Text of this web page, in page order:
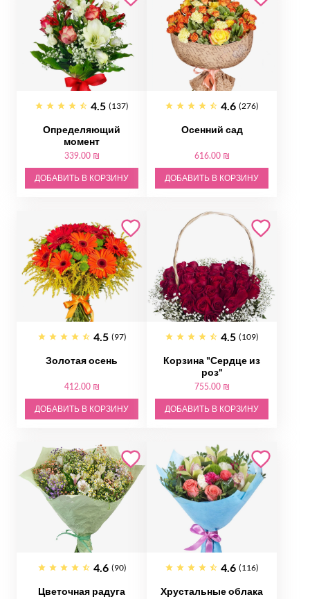
4.5 (137)
Определяющий
момент
339.00 ₪
ДОБАВИТЬ В КОРЗИНУ
4.6 (276)
Осенний сад
616.00 ₪
ДОБАВИТЬ В КОРЗИНУ
4.5 (97)
Золотая осень
412.00 ₪
ДОБАВИТЬ В КОРЗИНУ
4.5 (109)
Корзина "Сердце из
роз"
755.00 ₪
ДОБАВИТЬ В КОРЗИНУ
4.6 (90)
Цветочная радуга
4.6 (116)
Хрустальные облака